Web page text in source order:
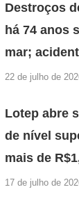
Destroços
há 74 anos
mar;
22 de julho de
Lotep abre
de nível
mais de
17 de julho de